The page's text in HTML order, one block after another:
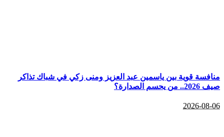
منافسة قوية بين ياسمين عبد العزيز ومنى زكي في شباك تذاكر
صيف 2026.. من يحسم الصدارة؟
2026-08-06